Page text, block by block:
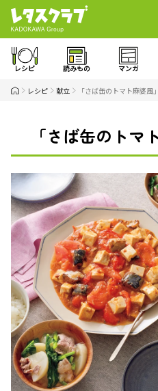
レシピ 読みもの マンガ
レシピ 献立 「さば缶のトマト麻婆風
「さば缶のトマ